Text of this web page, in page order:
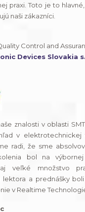
praxi. Toto je to
naši zákazníci.
Control and
Devices Slovakia
znalosti v oblasti
v elektrotechnickej
radi, že sme
bol na
veľké množstvo
lektora a prednášky
v Realtime